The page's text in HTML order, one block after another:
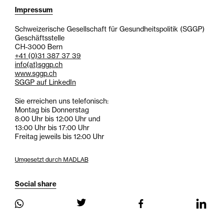
Impressum
Schweizerische Gesellschaft für Gesundheitspolitik (SGGP)
Geschäftsstelle
CH-3000 Bern
+41 (0)31 387 37 39
info(at)sggp.ch
www.sggp.ch
SGGP auf LinkedIn
Sie erreichen uns telefonisch:
Montag bis Donnerstag
8:00 Uhr bis 12:00 Uhr und
13:00 Uhr bis 17:00 Uhr
Freitag jeweils bis 12:00 Uhr
Umgesetzt durch MADLAB
Social share